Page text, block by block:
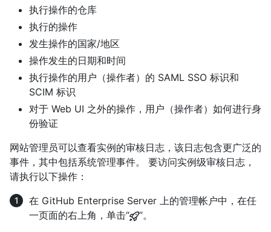
执行操作的仓库
执行的操作
发生操作的国家/地区
操作发生的日期和时间
执行操作的用户（操作者）的 SAML SSO 标识和
SCIM 标识
对于 Web UI 之外的操作，用户（操作者）如何进行身
份验证
网站管理员可以查看实例的审核日志，该日志包含更广泛的
事件，其中包括系统管理事件。 要访问实例级审核日志，
请执行以下操作：
在 GitHub Enterprise Server 上的管理帐户中，在任
一页面的右上角，单击“
”。